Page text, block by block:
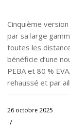
Cinquième
par sa large
toutes les
bénéficie d’une
PEBA et 80 %
rehaussé et par
26 octobre 2025
/